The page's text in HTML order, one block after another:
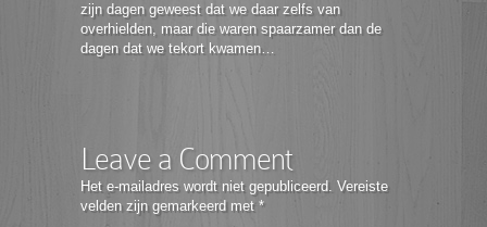
zijn dagen geweest dat we daar zelfs van
overhielden, maar die waren spaarzamer dan de
dagen dat we tekort kwamen…
Leave a Comment
Het e-mailadres wordt niet gepubliceerd. Vereiste
velden zijn gemarkeerd met *